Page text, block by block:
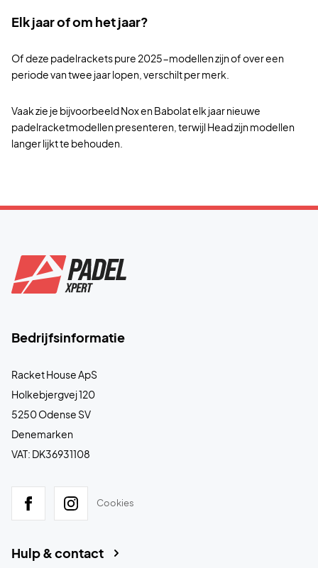
Elk jaar of om het jaar?
Of deze padelrackets pure 2025-modellen zijn of over een
periode van twee jaar lopen, verschilt per merk.
Vaak zie je bijvoorbeeld Nox en Babolat elk jaar nieuwe
padelracketmodellen presenteren, terwijl Head zijn modellen
langer lijkt te behouden.
Bedrijfsinformatie
Racket House ApS
Holkebjergvej 120
5250 Odense SV
Denemarken
VAT: DK36931108
Cookies
Hulp & contact